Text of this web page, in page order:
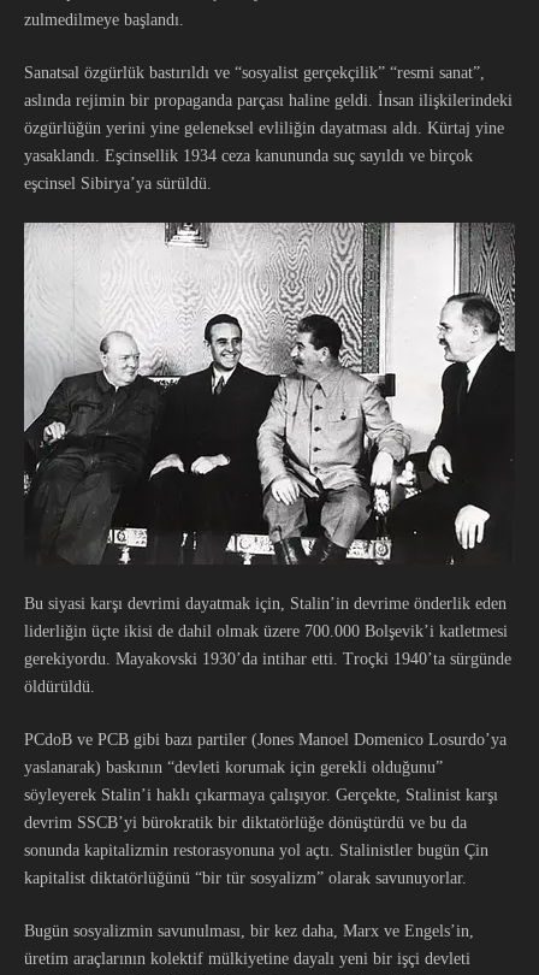
zulmedilmeye başlandı.
Sanatsal özgürlük bastırıldı ve “sosyalist gerçekçilik” “resmi sanat”,
aslında rejimin bir propaganda parçası haline geldi. İnsan ilişkilerindeki
özgürlüğün yerini yine geleneksel evliliğin dayatması aldı. Kürtaj yine
yasaklandı. Eşcinsellik 1934 ceza kanununda suç sayıldı ve birçok
eşcinsel Sibirya’ya sürüldü.
Bu siyasi karşı devrimi dayatmak için, Stalin’in devrime önderlik eden
liderliğin üçte ikisi de dahil olmak üzere 700.000 Bolşevik’i katletmesi
gerekiyordu. Mayakovski 1930’da intihar etti. Troçki 1940’ta sürgünde
öldürüldü.
PCdoB ve PCB gibi bazı partiler (Jones Manoel Domenico Losurdo’ya
yaslanarak) baskının “devleti korumak için gerekli olduğunu”
söyleyerek Stalin’i haklı çıkarmaya çalışıyor. Gerçekte, Stalinist karşı
devrim SSCB’yi bürokratik bir diktatörlüğe dönüştürdü ve bu da
sonunda kapitalizmin restorasyonuna yol açtı. Stalinistler bugün Çin
kapitalist diktatörlüğünü “bir tür sosyalizm” olarak savunuyorlar.
Bugün sosyalizmin savunulması, bir kez daha, Marx ve Engels’in,
üretim araçlarının kolektif mülkiyetine dayalı yeni bir işçi devleti